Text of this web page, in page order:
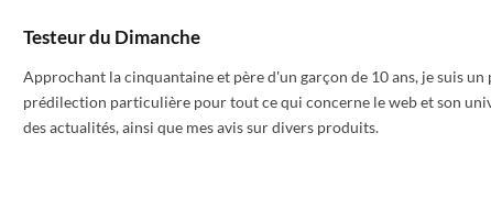
Testeur du Dimanche
Approchant la cinquantaine et père d'un garçon de 10 ans, je suis un
prédilection particulière pour tout ce qui concerne le web et son
des actualités, ainsi que mes avis sur divers produits.